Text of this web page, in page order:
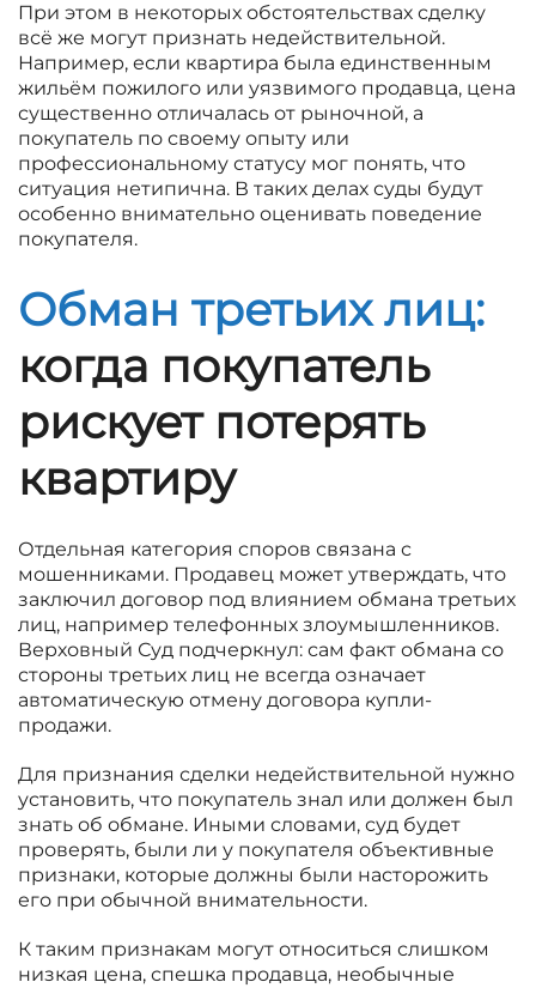
При этом в некоторых обстоятельствах сделку
всё же могут признать недействительной.
Например, если квартира была единственным
жильём пожилого или уязвимого продавца, цена
существенно отличалась от рыночной, а
покупатель по своему опыту или
профессиональному статусу мог понять, что
ситуация нетипична. В таких делах суды будут
особенно внимательно оценивать поведение
покупателя.
Обман третьих лиц:
когда покупатель
рискует потерять
квартиру
Отдельная категория споров связана с
мошенниками. Продавец может утверждать, что
заключил договор под влиянием обмана третьих
лиц, например телефонных злоумышленников.
Верховный Суд подчеркнул: сам факт обмана со
стороны третьих лиц не всегда означает
автоматическую отмену договора купли-
продажи.
Для признания сделки недействительной нужно
установить, что покупатель знал или должен был
знать об обмане. Иными словами, суд будет
проверять, были ли у покупателя объективные
признаки, которые должны были насторожить
его при обычной внимательности.
К таким признакам могут относиться слишком
низкая цена, спешка продавца, необычные